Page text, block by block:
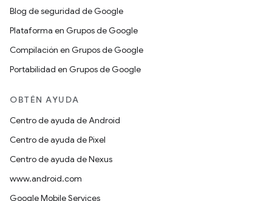
Blog de seguridad de Google
Plataforma en Grupos de Google
Compilación en Grupos de Google
Portabilidad en Grupos de Google
OBTÉN AYUDA
Centro de ayuda de Android
Centro de ayuda de Pixel
Centro de ayuda de Nexus
www.android.com
Google Mobile Services